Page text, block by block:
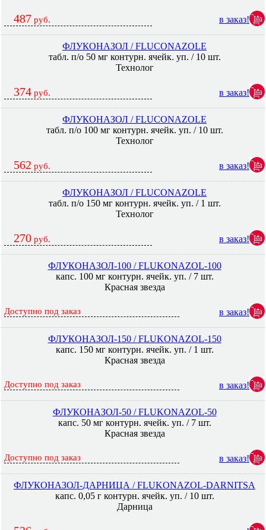
487 руб. в заказ!
ФЛУКОНАЗОЛ / FLUCONAZOLE
табл. п/о 50 мг контурн. ячейк. уп. / 10 шт.
Технолог
374 руб. в заказ!
ФЛУКОНАЗОЛ / FLUCONAZOLE
табл. п/о 100 мг контурн. ячейк. уп. / 10 шт.
Технолог
562 руб. в заказ!
ФЛУКОНАЗОЛ / FLUCONAZOLE
табл. п/о 150 мг контурн. ячейк. уп. / 1 шт.
Технолог
270 руб. в заказ!
ФЛУКОНАЗОЛ-100 / FLUKONAZOL-100
капс. 100 мг контурн. ячейк. уп. / 7 шт.
Красная звезда
Доступно под заказ в заказ!
ФЛУКОНАЗОЛ-150 / FLUKONAZOL-150
капс. 150 мг контурн. ячейк. уп. / 1 шт.
Красная звезда
Доступно под заказ в заказ!
ФЛУКОНАЗОЛ-50 / FLUKONAZOL-50
капс. 50 мг контурн. ячейк. уп. / 7 шт.
Красная звезда
Доступно под заказ в заказ!
ФЛУКОНАЗОЛ-ДАРНИЦА / FLUKONAZOL-DARNITSA
капс. 0,05 г контурн. ячейк. уп. / 10 шт.
Дарница